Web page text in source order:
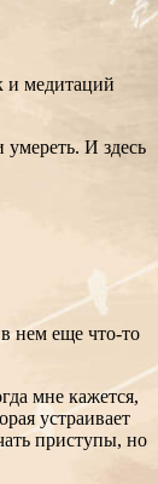
и медитаций
умереть. И здесь
нем еще что-то
мне кажется,
устраивает
приступы, но